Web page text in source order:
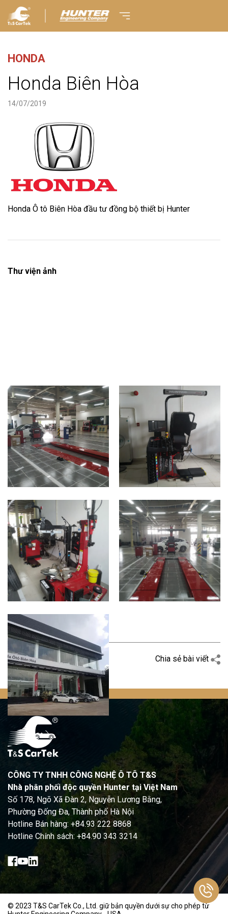
HONDA
Honda Biên Hòa
14/07/2019
Honda Ô tô Biên Hòa đầu tư đồng bộ thiết bị Hunter
Thư viện ảnh
Quay trở lại Chia sẻ bài viết
CÔNG TY TNHH CÔNG NGHỆ Ô TÔ T&S
Nhà phân phối độc quyền Hunter tại Việt Nam
Số 178, Ngõ Xã Đàn 2, Nguyễn Lương Bằng,
Phường Đống Đa, Thành phố Hà Nội
Hotline Bán hàng: +84.93 222 8868
Hotline Chính sách: +84.90 343 3214
© 2023 T&S CarTek Co., Ltd. giữ bản quyền dưới sự cho phép từ